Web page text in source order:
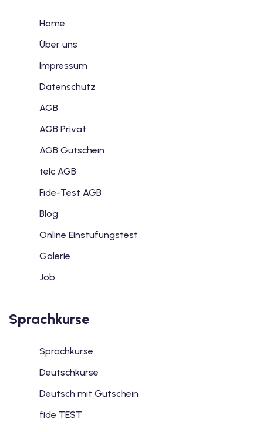
Home
Über uns
Impressum
Datenschutz
AGB
AGB Privat
AGB Gutschein
telc AGB
Fide-Test AGB
Blog
Online Einstufungstest
Galerie
Job
Sprachkurse
Sprachkurse
Deutschkurse
Deutsch mit Gutschein
fide TEST